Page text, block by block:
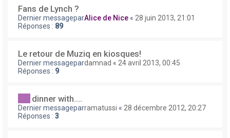
Fans de Lynch ?
Dernier messageparAlice de Nice « 28 juin 2013, 21:01
Réponses : 89
Le retour de Muziq en kiosques!
Dernier messagepardamnad « 24 avril 2013, 00:45
Réponses : 9
dinner with....
Dernier messageparramatussi « 28 décembre 2012, 20:27
Réponses : 3